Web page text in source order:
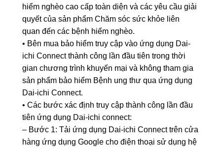
hiểm nghèo cao cấp toàn diện và các yêu cầu giải
quyết của sản phẩm Chăm sóc sức khỏe liên
quan đến các bệnh hiểm nghèo.
• Bên mua bảo hiểm truy cập vào ứng dụng Dai-
ichi Connect thành công lần đầu tiên trong thời
gian chương trình khuyến mại và không tham gia
sản phẩm bảo hiểm Bệnh ung thư qua ứng dụng
Dai-ichi Connect.
• Các bước xác định truy cập thành công lần đầu
tiên ứng dụng Dai-ichi connect:
– Bước 1: Tải ứng dụng Dai-ichi Connect trên cửa
hàng ứng dụng Google cho điện thoại sử dụng hệ